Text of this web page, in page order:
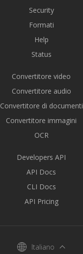
Security
Formati
Help
Status
Convertitore video
Convertitore audio
Convertitore di documenti
Convertitore immagini
OCR
Developers API
API Docs
CLI Docs
API Pricing
Italiano